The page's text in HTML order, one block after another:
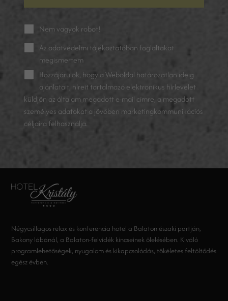
Nem vagyok robot!
Az adatvédelmi tájékoztatóban foglaltakat
megismertem
Hozzájárulok, hogy a Weboldal határozatlan ideig
ajánlatait, híreit tartalmazó elektronikus hírlevelet
küldjön az általam megadott e-mail címre, a megadott
személyes adatokat a jövőben marketingkommunikációs
céljaira felhasználja.
Négycsillagos relax és konferencia hotel a Balaton északi partján,
Bakony lábánál, a Balaton-felvidék kincseinek ölelésében. Kiváló
programlehetőségek, nyugalom és kikapcsolódás, tökéletes feltöltődés
egész évben.